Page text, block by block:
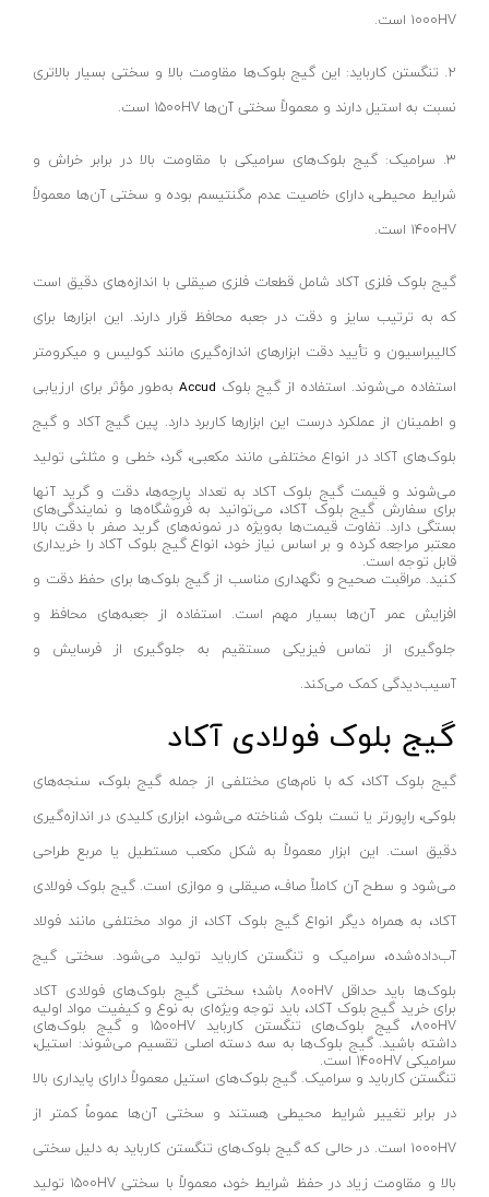
رطوبت گیر و روغن گیر
المنت سشوار
پروفیل بر نووا
پروفیل بر کنزاکس
اره درخت بر
علف زن (داس)
شمشاد زن
سرشاخه زن
دستگاه سمپاش
چاله کن موتوری
چمن زن موتوری
چمن زن برقی
سایر ابزارهای باغبانی
چاقوی شکاری
چمن زن دستی
تیلر
قیچی باغبانی
تایمر آبیاری
اره درخت بر بنزینی
علف زن برقی
علف زن موتوری
اره نجاری
ابزار بادی نجاری
فارسی بر نجاری
آریا نور-aria noor
گارنیل-GARNAIL
استنلی-STANLEY
شهر برق-Shahrebargh
اسپاد-SPAD
جی اچ سی-JHC
بوجار-BOOJAR
آپشن-option
هاربر-harbour
رکس-rex
فیدک-FIDEK
بلک اند دکر-black+decker
کاپرو-Kapro
فورد-ford
سیموند-simond
آپ اسپریت-upspirit
سومیو-SUMIO
ایندکس-INDEX
وی تولز-vtools
ابزار سازان آریاوش- abzarsazan-aryavash
هزبرن-HEZBURN
مانو-MANO
مستر پروپر-mr.propre
کیوبریک-qbrIck
ایران کوب-iran kob
۱۰۰۰HV است.
2. تنگستن کارباید: این گیج بلوک‌ها مقاومت بالا و سختی بسیار بالاتری
نسبت به استیل دارند و معمولاً سختی آن‌ها ۱۵۰۰HV است.
3. سرامیک: گیج بلوک‌های سرامیکی با مقاومت بالا در برابر خراش و
شرایط محیطی، دارای خاصیت عدم مگنتیسم بوده و سختی آن‌ها معمولاً
۱۴۰۰HV است.
گیج بلوک فلزی آکاد شامل قطعات فلزی صیقلی با اندازه‌های دقیق است
که به ترتیب سایز و دقت در جعبه محافظ قرار دارند. این ابزارها برای
کالیبراسیون و تأیید دقت ابزارهای اندازه‌گیری مانند کولیس و میکرومتر
استفاده می‌شوند. استفاده از گیج بلوک Accud به‌طور مؤثر برای ارزیابی
و اطمینان از عملکرد درست این ابزارها کاربرد دارد. پین گیج آکاد و گیج
بلوک‌های آکاد در انواع مختلفی مانند مکعبی، گرد، خطی و مثلثی تولید
می‌شوند و قیمت گیج بلوک آکاد به تعداد پارچه‌ها، دقت و گرید آنها
بستگی دارد. تفاوت قیمت‌ها به‌ویژه در نمونه‌های گرید صفر با دقت بالا
قابل توجه است.
برای سفارش گیج بلوک آکاد، می‌توانید به فروشگاه‌ها و نمایندگی‌های
معتبر مراجعه کرده و بر اساس نیاز خود، انواع گیج بلوک آکاد را خریداری
کنید. مراقبت صحیح و نگهداری مناسب از گیج بلوک‌ها برای حفظ دقت و
افزایش عمر آن‌ها بسیار مهم است. استفاده از جعبه‌های محافظ و
جلوگیری از تماس فیزیکی مستقیم به جلوگیری از فرسایش و
آسیب‌دیدگی کمک می‌کند.
گیج بلوک فولادی آکاد
گیج بلوک آکاد، که با نام‌های مختلفی از جمله گیج بلوک، سنجه‌های
بلوکی، راپورتر یا تست بلوک شناخته می‌شود، ابزاری کلیدی در اندازه‌گیری
دقیق است. این ابزار معمولاً به شکل مکعب مستطیل یا مربع طراحی
می‌شود و سطح آن کاملاً صاف، صیقلی و موازی است. گیج بلوک فولادی
آکاد، به همراه دیگر انواع گیج بلوک آکاد، از مواد مختلفی مانند فولاد
آب‌داده‌شده، سرامیک و تنگستن کارباید تولید می‌شود. سختی گیج
بلوک‌ها باید حداقل ۸۰۰HV باشد؛ سختی گیج بلوک‌های فولادی آکاد
۸۰۰HV، گیج بلوک‌های تنگستن کارباید ۱۵۰۰HV و گیج بلوک‌های
سرامیکی ۱۴۰۰HV است.
برای خرید گیج بلوک آکاد، باید توجه ویژه‌ای به نوع و کیفیت مواد اولیه
داشته باشید. گیج بلوک‌ها به سه دسته اصلی تقسیم می‌شوند: استیل،
تنگستن کارباید و سرامیک. گیج بلوک‌های استیل معمولاً دارای پایداری بالا
در برابر تغییر شرایط محیطی هستند و سختی آن‌ها عموماً کمتر از
۱۰۰۰HV است. در حالی که گیج بلوک‌های تنگستن کارباید به دلیل سختی
بالا و مقاومت زیاد در حفظ شرایط خود، معمولاً با سختی ۱۵۰۰HV تولید